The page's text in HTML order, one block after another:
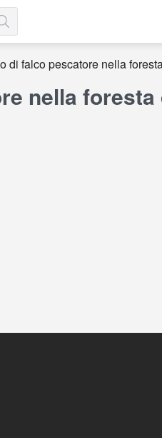
di falco pescatore nella
nella